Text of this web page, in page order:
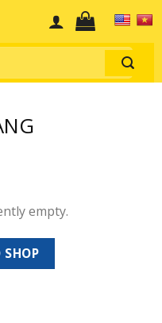
empty.
SHOP